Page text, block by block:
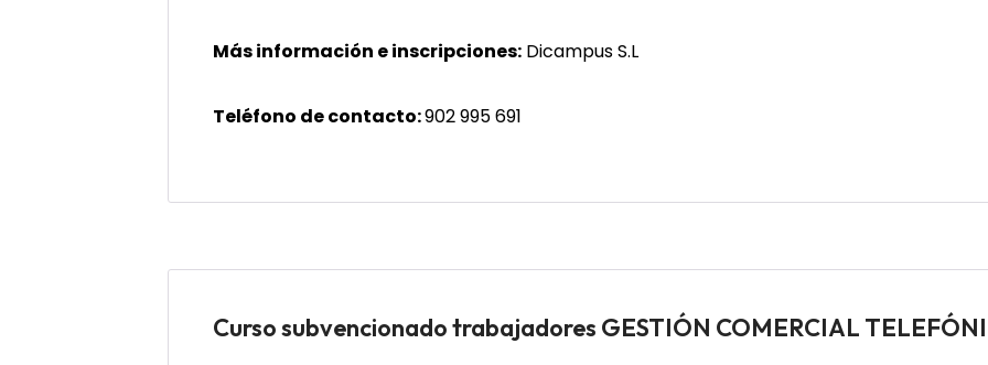
Más información e inscripciones: Dicampus S.L
Teléfono de contacto:902 995 691
Curso subvencionado trabajadores GESTIÓN COMERCIAL